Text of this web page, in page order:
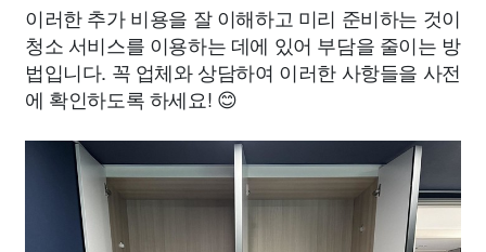
이러한 추가 비용을 잘 이해하고 미리 준비하는 것이
청소 서비스를 이용하는 데에 있어 부담을 줄이는 방
법입니다. 꼭 업체와 상담하여 이러한 사항들을 사전
에 확인하도록 하세요! 😊